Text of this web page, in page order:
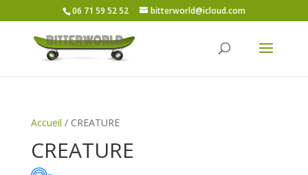
06 71 59 52 52 bitterworld@icloud.com
Accueil / CREATURE
CREATURE